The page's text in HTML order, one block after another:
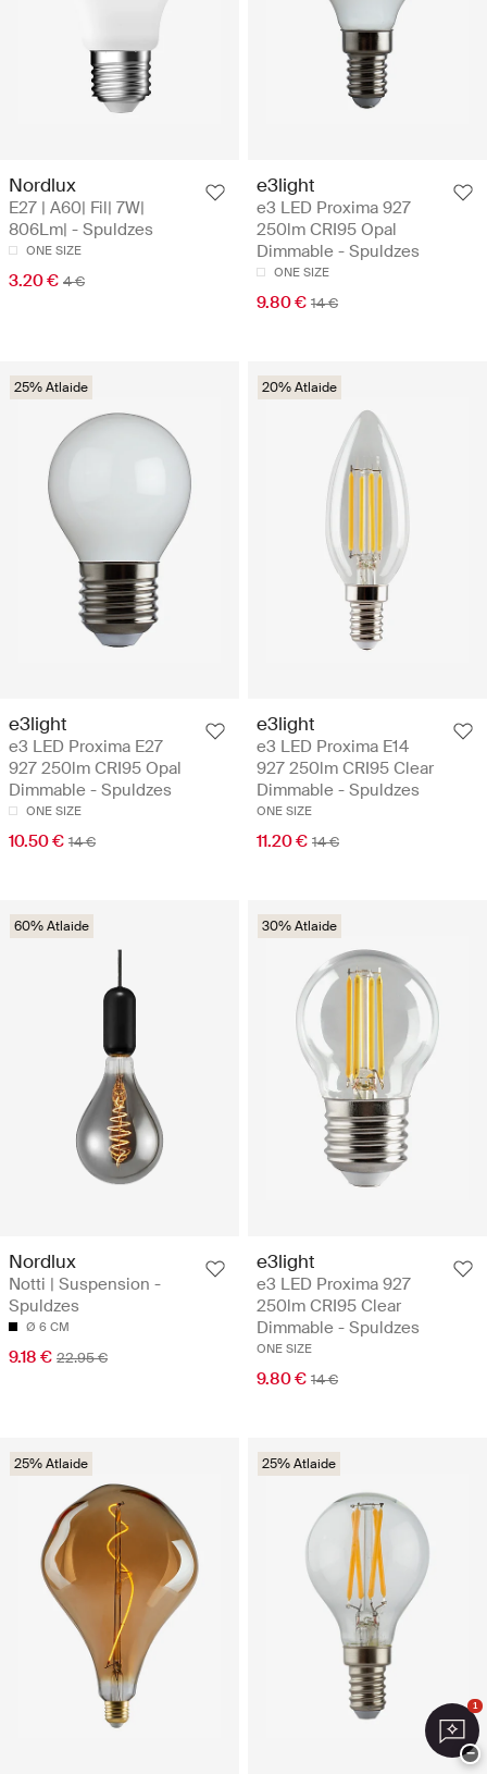
Nordlux
E27 | A60| Fil| 7W|
806Lm| - Spuldzes
ONE SIZE
3.20 € 4 €
e3light
e3 LED Proxima 927
250lm CRI95 Opal
Dimmable - Spuldzes
ONE SIZE
9.80 € 14 €
25% Atlaide
e3light
e3 LED Proxima E27
927 250lm CRI95 Opal
Dimmable - Spuldzes
ONE SIZE
10.50 € 14 €
20% Atlaide
e3light
e3 LED Proxima E14
927 250lm CRI95 Clear
Dimmable - Spuldzes
ONE SIZE
11.20 € 14 €
60% Atlaide
Nordlux
Notti | Suspension -
Spuldzes
Ø 6 CM
9.18 € 22.95 €
30% Atlaide
e3light
e3 LED Proxima 927
250lm CRI95 Clear
Dimmable - Spuldzes
ONE SIZE
9.80 € 14 €
25% Atlaide 25% Atlaide
1
−